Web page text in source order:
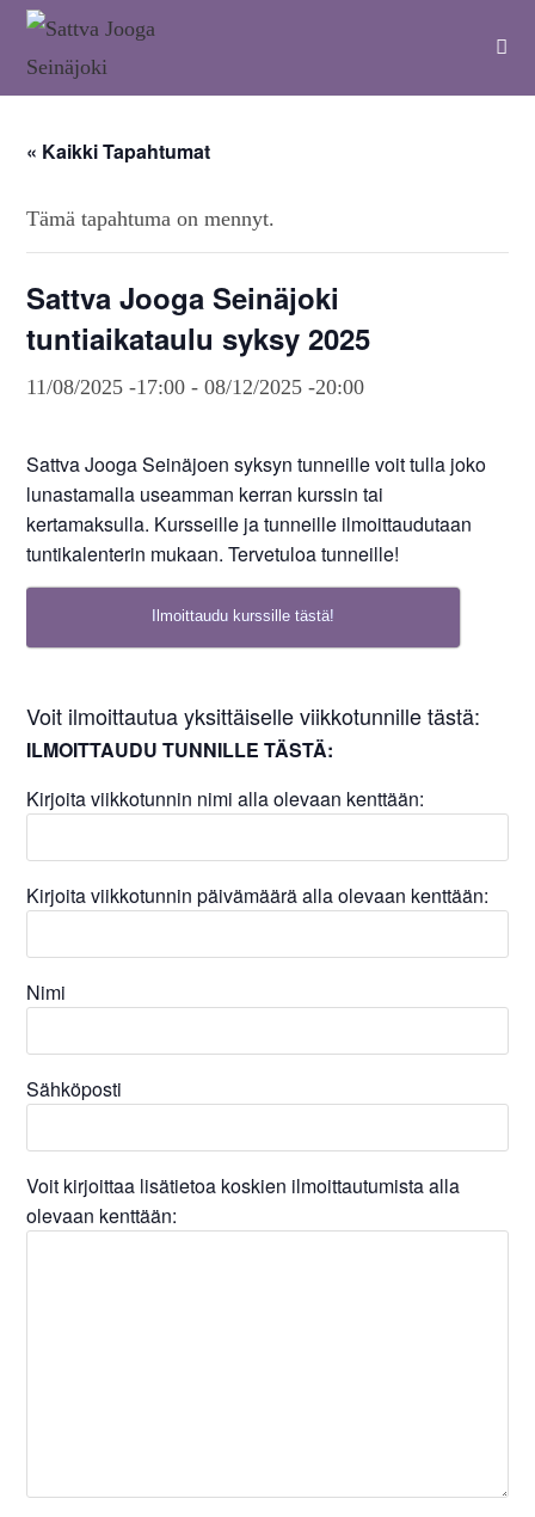
« Kaikki Tapahtumat
Tämä tapahtuma on mennyt.
Sattva Jooga Seinäjoki
tuntiaikataulu syksy 2025
11/08/2025 -17:00 -08/12/2025 -20:00
Sattva Jooga Seinäjoen syksyn tunneille voit tulla joko
lunastamalla useamman kerran kurssin tai
kertamaksulla. Kursseille ja tunneille ilmoittaudutaan
tuntikalenterin mukaan. Tervetuloa tunneille!
Ilmoittaudu kurssille tästä!
Voit ilmoittautua yksittäiselle viikkotunnille tästä:
ILMOITTAUDU TUNNILLE TÄSTÄ:
Kirjoita viikkotunnin nimi alla olevaan kenttään:
Kirjoita viikkotunnin päivämäärä alla olevaan kenttään:
Nimi
Sähköposti
Voit kirjoittaa lisätietoa koskien ilmoittautumista alla
olevaan kenttään: